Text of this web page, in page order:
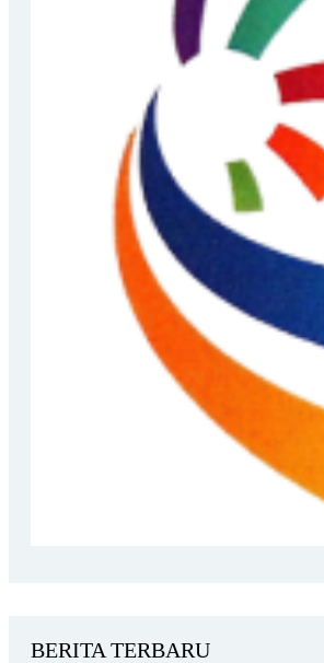
BERITA TERBARU